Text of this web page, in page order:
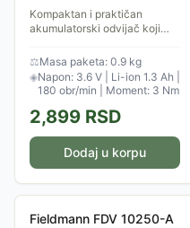
Kompaktan i praktičan
akumulatorski odvijač koji
baterija, namenjen za hobi
upotrebu.
⚖Masa paketa: 0.9 kg
◈Napon: 3.6 V | Li-ion 1.3 Ah |
180 obr/min | Moment: 3 Nm
2,899 RSD
Dodaj u korpu
Fieldmann FDV 10250-A